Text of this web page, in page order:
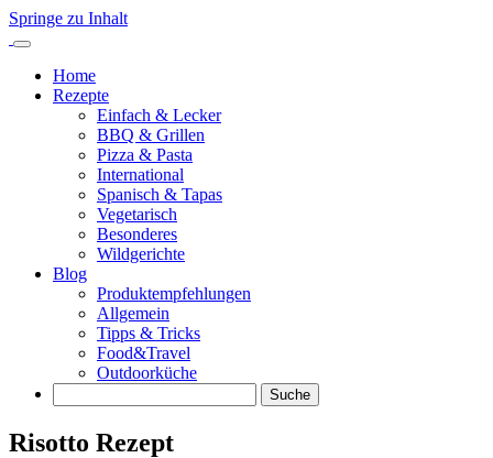
Springe zu Inhalt
Home
Rezepte
Einfach & Lecker
BBQ & Grillen
Pizza & Pasta
International
Spanisch & Tapas
Vegetarisch
Besonderes
Wildgerichte
Blog
Produktempfehlungen
Allgemein
Tipps & Tricks
Food&Travel
Outdoorküche
Suche
Risotto Rezept